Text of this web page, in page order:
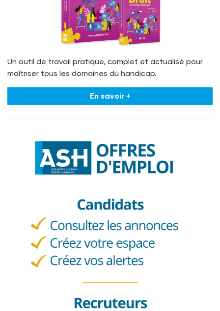
Un outil de travail pratique, complet et actualisé pour
maîtriser tous les domaines du handicap.
En savoir +